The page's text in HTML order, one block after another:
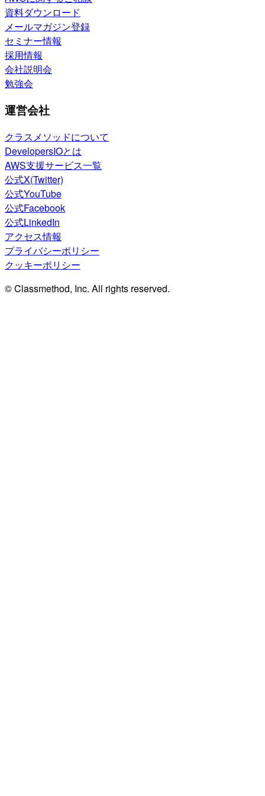
資料ダウンロード
メールマガジン登録
セミナー情報
採用情報
会社説明会
勉強会
運営会社
クラスメソッドについて
DevelopersIOとは
AWS支援サービス一覧
公式X(Twitter)
公式YouTube
公式Facebook
公式LinkedIn
アクセス情報
プライバシーポリシー
クッキーポリシー
© Classmethod, Inc. All rights reserved.